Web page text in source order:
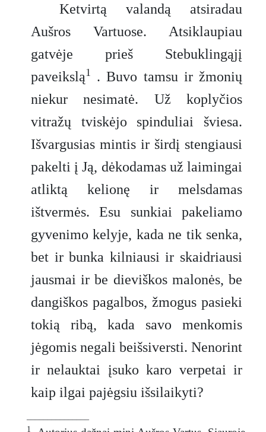
Ketvirtą valandą atsiradau
Aušros Vartuose. Atsiklaupiau
gatvėje prieš Stebuklingąjį
paveikslą1
. Buvo tamsu ir žmonių
niekur nesimatė. Už koplyčios
vitražų tviskėjo spinduliai šviesa.
Išvargusias mintis ir širdį stengiausi
pakelti į Ją, dėkodamas už laimingai
atliktą kelionę ir melsdamas
ištvermės. Esu sunkiai pakeliamo
gyvenimo kelyje, kada ne tik senka,
bet ir bunka kilniausi ir skaidriausi
jausmai ir be dieviškos malonės, be
dangiškos pagalbos, žmogus pasieki
tokią ribą, kada savo menkomis
jėgomis negali beišsiversti. Nenorint
ir nelauktai įsuko karo verpetai ir
kaip ilgai pajėgsiu išsilaikyti?
1